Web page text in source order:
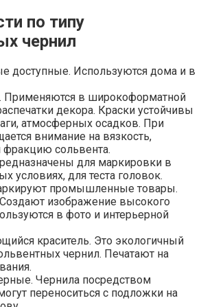
по типу
чернил
доступные. Используются дома и в
Применяются в широкоформатной
декора. Краски устойчивы
атмосферных осадков. При
внимание на вязкость,
фракцию сольвента.
для маркировки в
условиях, для теста головок.
промышленные товары.
изображение высокого
в фото и интерьерной
краситель. Это экологичный
чернил. Печатают на
Чернила посредством
переноситься с подложки на